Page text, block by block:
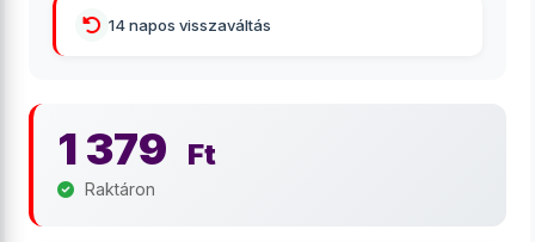
14 napos visszaváltás
1 379 Ft
Raktáron